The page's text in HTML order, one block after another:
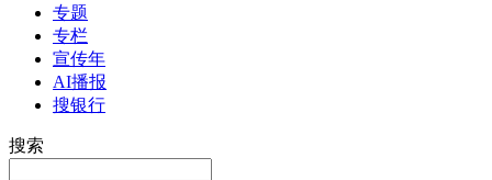
专题
专栏
宣传年
AI播报
搜银行
搜索